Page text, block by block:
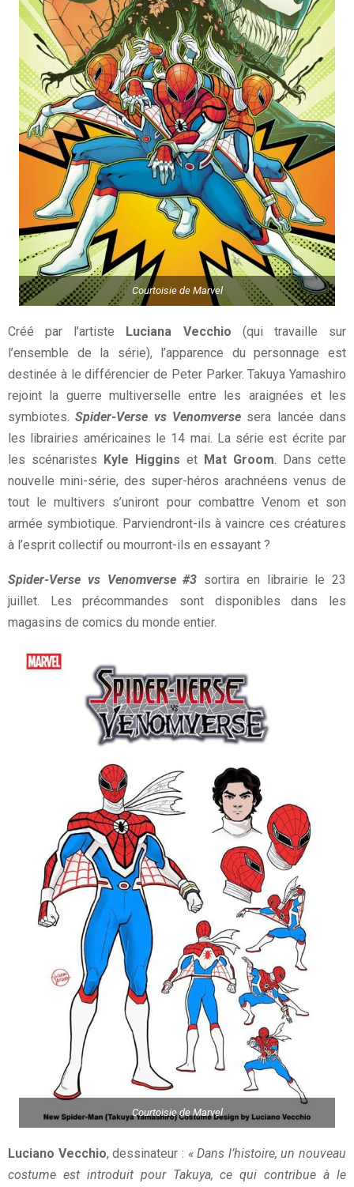
Courtoisie de Marvel
Créé par l’artiste Luciana Vecchio (qui travaille sur
l’ensemble de la série), l’apparence du personnage est
destinée à le différencier de Peter Parker. Takuya Yamashiro
rejoint la guerre multiverselle entre les araignées et les
symbiotes.Spider-Verse vs Venomverse sera lancée dans
les librairies américaines le 14 mai. La série est écrite par
les scénaristes
Kyle Higgins et Mat Groom. Dans cette
nouvelle mini-série, des super-héros arachnéens venus de
tout le multivers s’uniront pour combattre Venom et son
armée symbiotique. Parviendront-ils à vaincre ces créatures
à l’esprit collectif ou mourront-ils en essayant ?
Spider-Verse vs Venomverse #3 sortira en librairie le 23
juillet. Les précommandes sont disponibles dans les
magasins de comics du monde entier.
Courtoisie de Marvel
Luciano Vecchio, dessinateur : « Dans l’histoire, un nouveau
costume est introduit pour Takuya, ce qui contribue à le